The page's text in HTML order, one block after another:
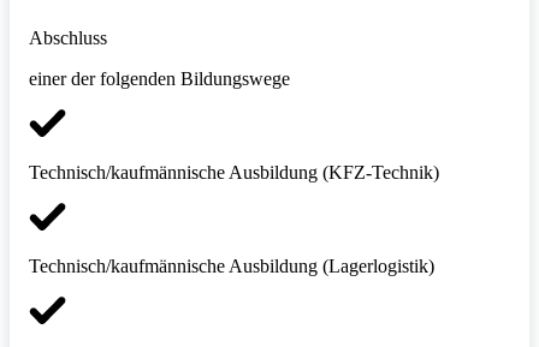
Abschluss
einer der folgenden Bildungswege
Technisch/kaufmännische Ausbildung (KFZ-Technik)
Technisch/kaufmännische Ausbildung (Lagerlogistik)